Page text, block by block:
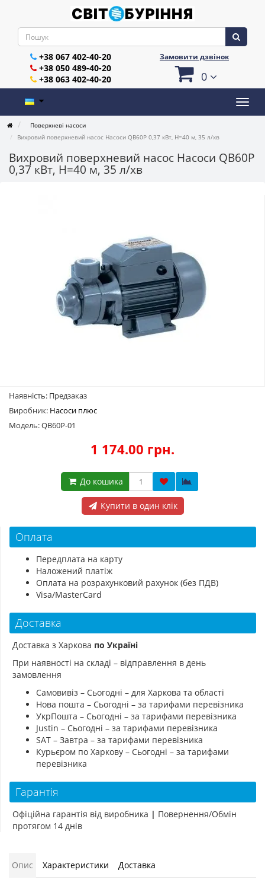
+38 067 402-40-20
+38 050 489-40-20
+38 063 402-40-20
Замовити дзвінок
0
Поверхневі насоси
Вихровий поверхневий насос Насоси QB60P 0,37 кВт, H=40 м, 35 л/хв
Вихровий поверхневий насос Насоси QB60P
0,37 кВт, H=40 м, 35 л/хв
Наявність: Предзаказ
Виробник: Насоси плюс
Модель: QB60P-01
1 174.00 грн.
До кошика
Купити в один клік
Оплата
Передплата на карту
Наложений платіж
Оплата на розрахунковий рахунок (без ПДВ)
Visa/MasterCard
Доставка
Доставка з Харкова по Україні
При наявності на складі – відправлення в день
замовлення
Самовивіз – Сьогодні – для Харкова та області
Нова пошта – Сьогодні – за тарифами перевізника
УкрПошта – Сьогодні – за тарифами перевізника
Justin – Сьогодні – за тарифами перевізника
SAT – Завтра – за тарифами перевізника
Курьєром по Харкову – Сьогодні – за тарифами
перевізника
Гарантія
Офіційна гарантія від виробника | Повернення/Обмін
протягом 14 днів
Опис Характеристики Доставка